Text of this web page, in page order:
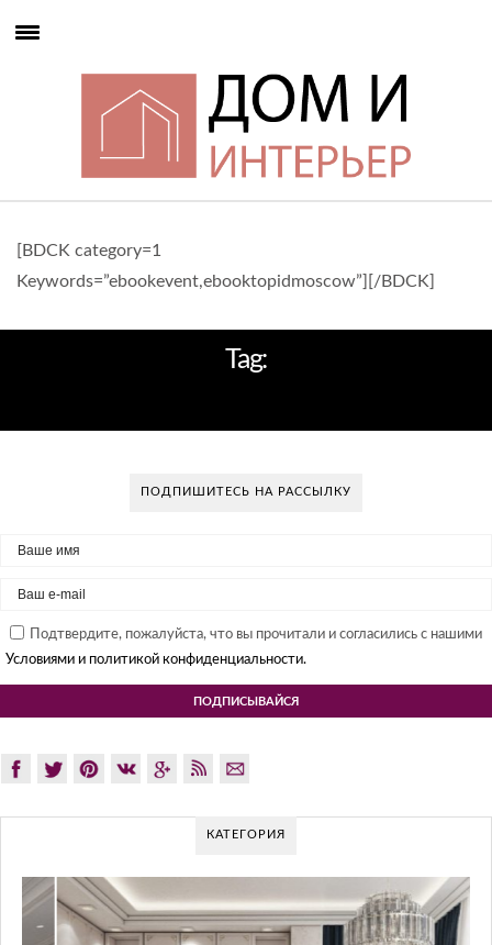
[BDCK category=1
Keywords=”ebookevent,ebooktopidmoscow”][/BDCK]
Tag:
ПОДПИШИТЕСЬ НА РАССЫЛКУ
Подтвердите, пожалуйста, что вы прочитали и согласились с нашими
Условиями и политикой конфиденциальности.
КАТЕГОРИЯ